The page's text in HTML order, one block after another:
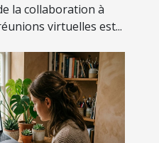
la collaboration à
virtuelles est...